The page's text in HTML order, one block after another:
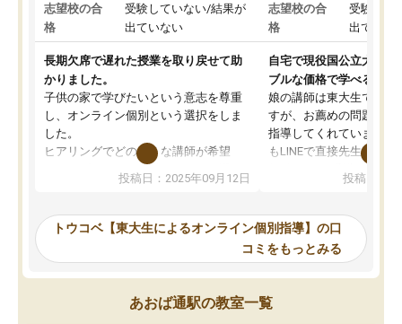
志望校の合
格
受験していない/結果が
出ていない
長期欠席で遅れた授業を取り戻せて助
かりました。
子供の家で学びたいという意志を尊重
し、オンライン個別という選択をしま
した。
ヒアリングでどのような講師が希望
事が出来ました。
ーティングを行い、その講師で良いか
見てから講師を決定する事ができま
す。
うちの子は、初回面談の講師の方で決
投稿日：2025年09月12日
志望校の合
格
受験して
出ていな
自宅で現役国公立大学生
ブルな価格で学べる
娘の講師は東大生では無
すが、お薦めの問題集や
指導してくれています。
もLINEで直接先生に質問
めれるので、個人に合
いなのがあり(有料)、受
ことをどんなスケジュー
くか相談したのですが、
ち期待したものではなく
内容でした。それでも明
やる気も出ましたし、苦
投稿日：
トウコベ【東大生によるオンライン個別指導】の口
コミをもっとみる
あおば通駅の教室一覧